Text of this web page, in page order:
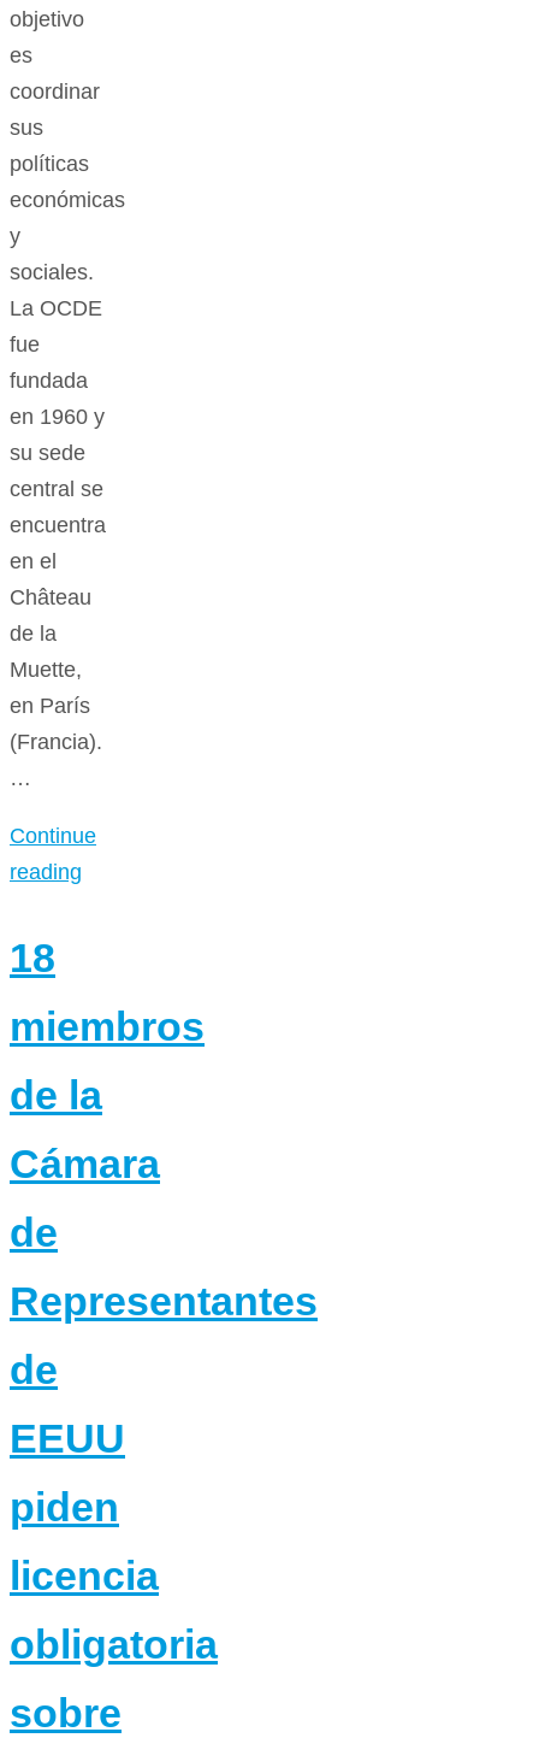
objetivo
es
coordinar
sus
políticas
económicas
y
sociales.
La OCDE
fue
fundada
en 1960 y
su sede
central se
encuentra
en el
Château
de la
Muette,
en París
(Francia).
…
Continue
reading
18
miembros
de la
Cámara
de
Representantes
de
EEUU
piden
licencia
obligatoria
sobre